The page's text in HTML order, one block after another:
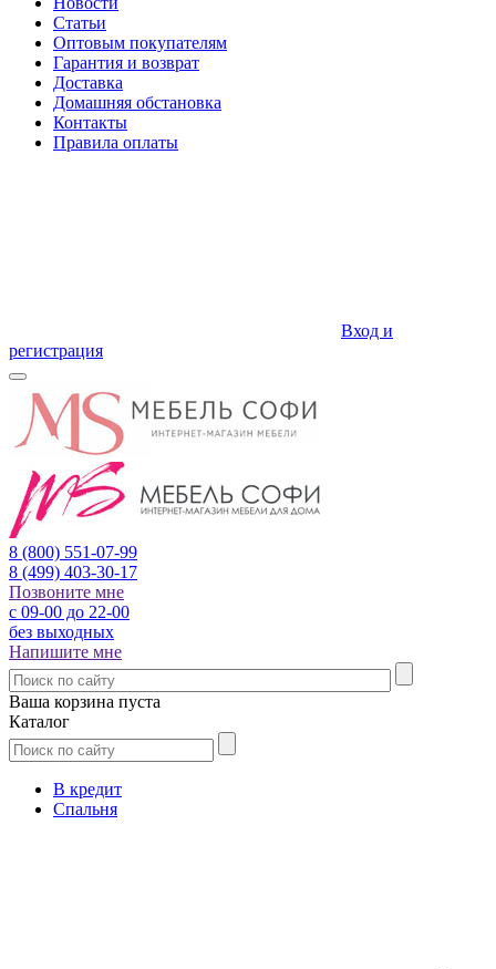
Статьи
Оптовым покупателям
Гарантия и возврат
Доставка
Домашняя обстановка
Контакты
Правила оплаты
Вход и
регистрация
8 (800) 551-07-99
8 (499) 403-30-17
Позвоните мне
с 09-00 до 22-00
без выходных
Напишите мне
Ваша корзина пуста
Каталог
В кредит
Спальня